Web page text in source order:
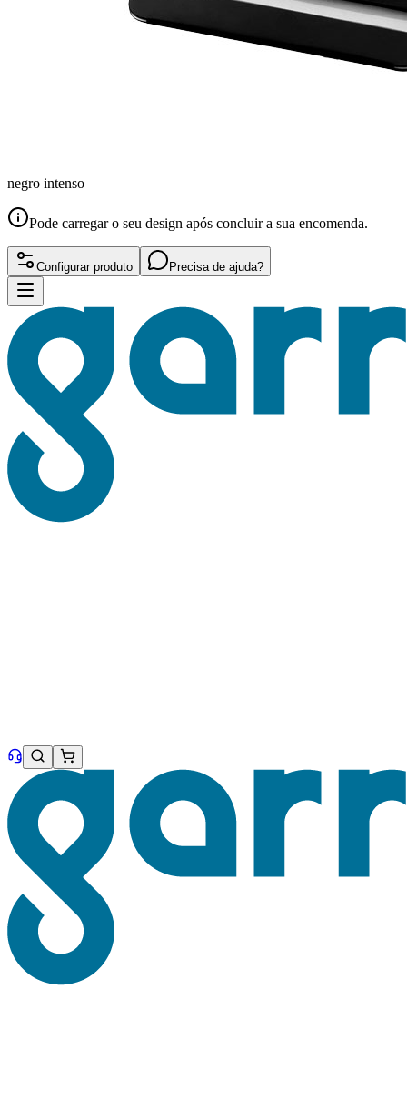
negro intenso
Pode carregar o seu design após concluir a sua encomenda.
Configurar produto Precisa de ajuda?